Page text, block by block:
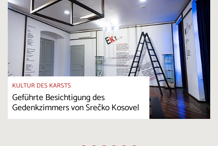
KULTUR DES KARSTS
Geführte Besichtigung des
Gedenkzimmers von Srečko Kosovel